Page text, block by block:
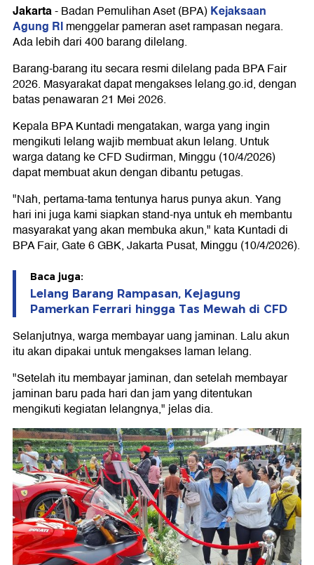
Jakarta-Badan Pemulihan Aset (BPA)Kejaksaan
Agung RImenggelar pameran aset rampasan negara.
Ada lebih dari 400 barang dilelang.
Barang-barang itu secara resmi dilelang pada BPA Fair
2026. Masyarakat dapat mengakses lelang.go.id, dengan
batas penawaran 21 Mei 2026.
Kepala BPA Kuntadi mengatakan, warga yang ingin
mengikuti lelang wajib membuat akun lelang. Untuk
warga datang ke CFD Sudirman, Minggu (10/4/2026)
dapat membuat akun dengan dibantu petugas.
"Nah, pertama-tama tentunya harus punya akun. Yang
hari ini juga kami siapkan stand-nya untuk eh membantu
masyarakat yang akan membuka akun," kata Kuntadi di
BPA Fair, Gate 6 GBK, Jakarta Pusat, Minggu (10/4/2026).
Baca juga:
Lelang Barang Rampasan, Kejagung
Pamerkan Ferrari hingga Tas Mewah di CFD
Selanjutnya, warga membayar uang jaminan. Lalu akun
itu akan dipakai untuk mengakses laman lelang.
"Setelah itu membayar jaminan, dan setelah membayar
jaminan baru pada hari dan jam yang ditentukan
mengikuti kegiatan lelangnya," jelas dia.